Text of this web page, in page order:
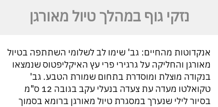
us
נזקי גוף במהלך טיול מאורגן
אנקדוטות מהחיים: גב' שימו לב לשלומי השתתפה בטיול
מאורגן והחליקה על גרגירי פרי עץ האיקליפטוס שנמצאו
בנקודה מוצלת ומוסדרת בתחום שמורת הטבע. גב'
טקואלטו מעדה עת צעדה בנעלי עקב בגובה 12 ס"מ
בסיור לילי שנערך במסגרת טיול מאורגן ברומא בסמוך